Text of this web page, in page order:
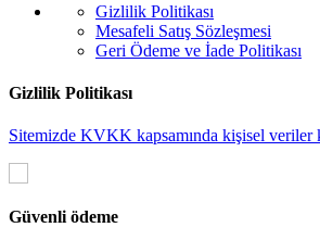
Gizlilik Politikası
Mesafeli Satış Sözleşmesi
Geri Ödeme ve İade Politikası
Gizlilik Politikası
Sitemizde KVKK kapsamında kişisel veriler
Güvenli ödeme